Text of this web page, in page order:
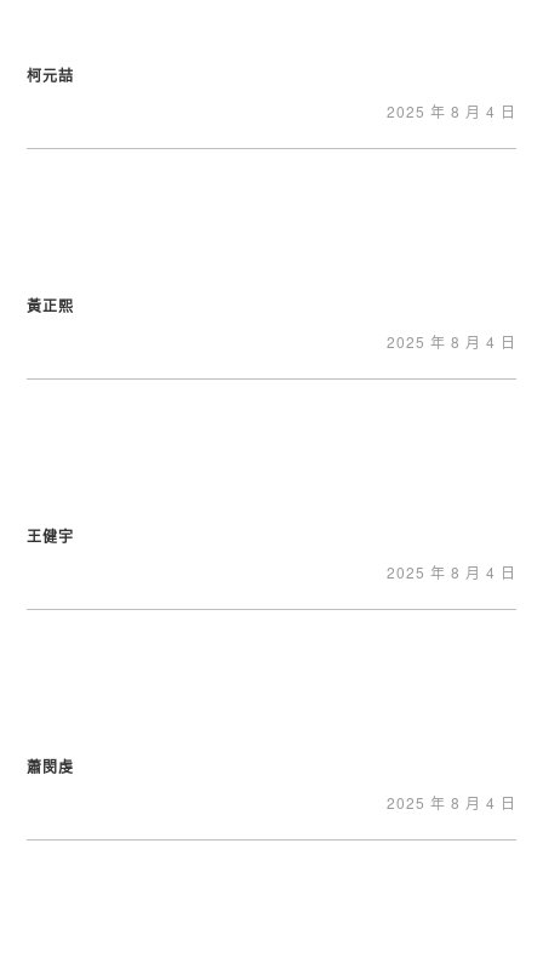
柯元喆
2025 年 8 月 4 日
黃正熙
2025 年 8 月 4 日
王健宇
2025 年 8 月 4 日
蕭閔虔
2025 年 8 月 4 日